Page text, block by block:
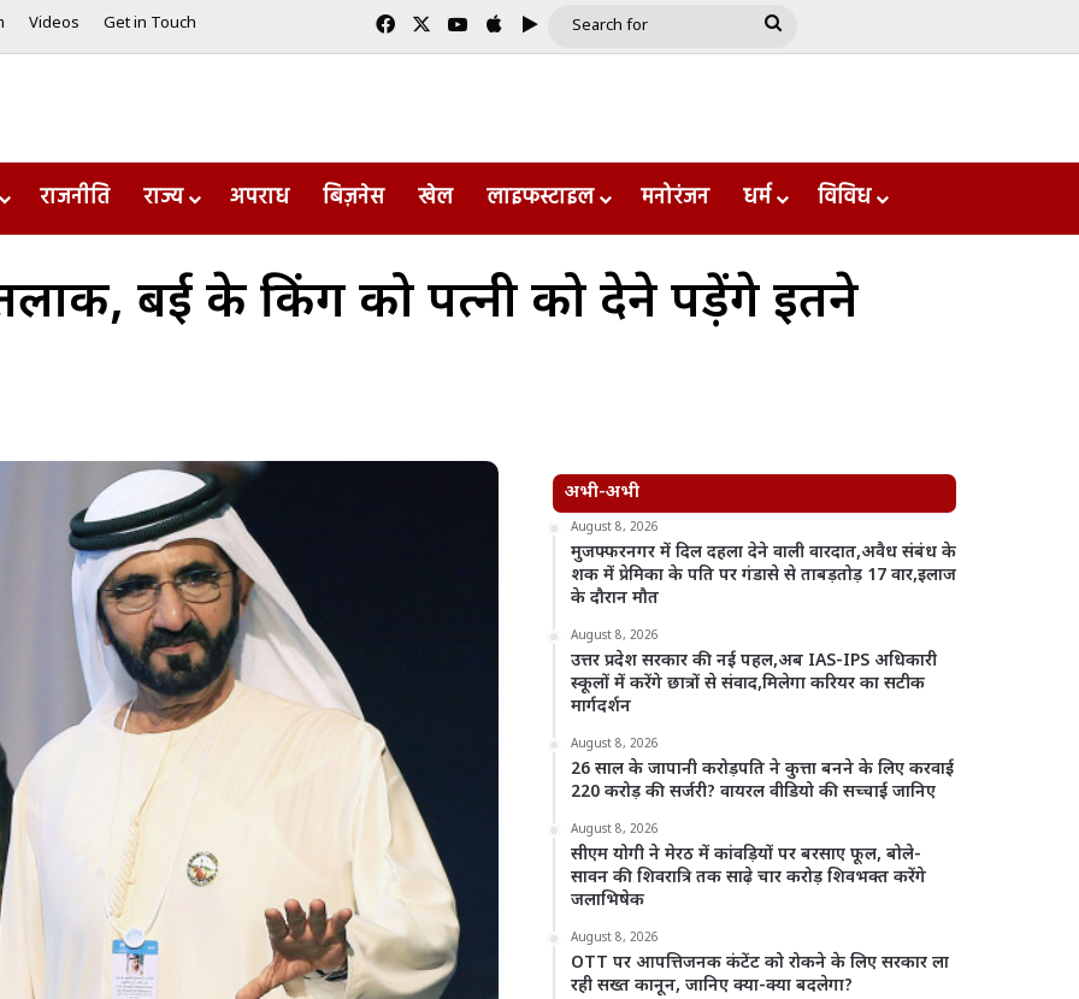
Videos Get in Touch FacebookYouTube
AppleGoogle Play
Search
राजनीति राज्य अपराध बिज़नेस खेल लाइफस्टाइल मनोरंजन धर्म विविध
दुबई के किंग को पत्नी को देने पड़ेंगे इतने
अभी-अभी
August 8, 2026
मुजफ्फरनगर में दिल दहला देने वाली वारदात,अवैध संबंध के
शक में प्रेमिका के पति पर गंडासे से ताबड़तोड़ 17 वार,इलाज
के दौरान मौत
August 8, 2026
उत्तर प्रदेश सरकार की नई पहल,अब IAS-IPS अधिकारी
स्कूलों में करेंगे छात्रों से संवाद,मिलेगा करियर का सटीक
मार्गदर्शन
August 8, 2026
26 साल के जापानी करोड़पति ने कुत्ता बनने के लिए करवाई
220 करोड़ की सर्जरी? वायरल वीडियो की सच्चाई जानिए
August 8, 2026
सीएम योगी ने मेरठ में कांवड़ियों पर बरसाए फूल, बोले-
सावन की शिवरात्रि तक साढ़े चार करोड़ शिवभक्त करेंगे
जलाभिषेक
August 8, 2026
OTT पर आपत्तिजनक कंटेंट को रोकने के लिए सरकार ला
रही सख्त कानून, जानिए क्या-क्या बदलेगा?